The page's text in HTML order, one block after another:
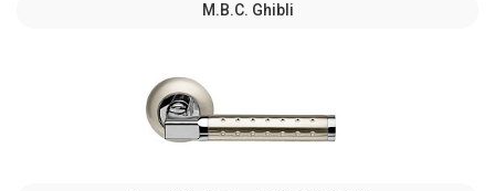
M.B.C. Ghibli